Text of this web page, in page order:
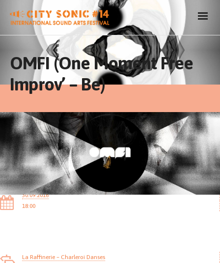
OMFI (One Moment Free
Improv’ – Be)
30.09.2016
18:00
La Raffinerie – Charleroi Danses